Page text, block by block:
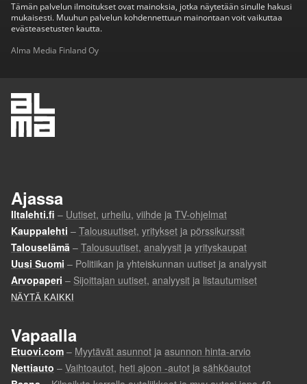
Tämän palvelun ilmoitukset ovat mainoksia, jotka näytetään sinulle hakusi
mukaisesti. Muuhun palvelun kohdennettuun mainontaan voit vaikuttaa
evästeasetusten kautta.
Alma Media Finland Oy